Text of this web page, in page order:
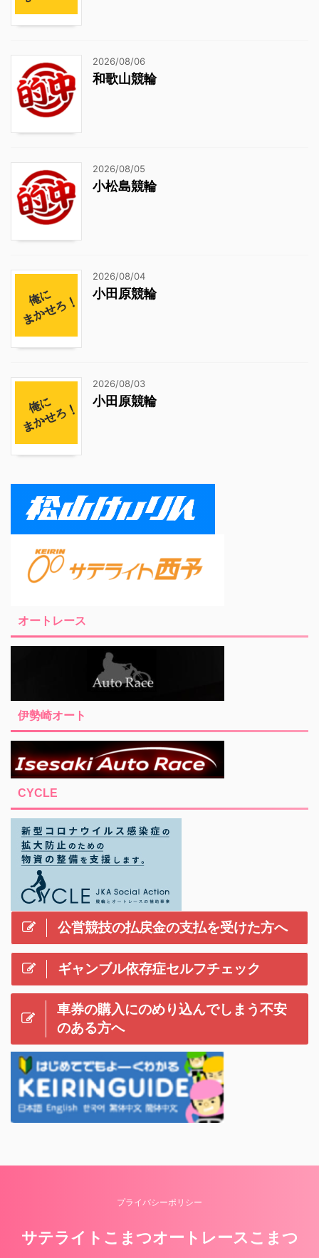
2026/08/06
和歌山競輪
2026/08/05
小松島競輪
2026/08/04
小田原競輪
2026/08/03
小田原競輪
オートレース
伊勢崎オート
CYCLE
公営競技の払戻金の支払を受けた方へ
ギャンブル依存症セルフチェック
車券の購入にのめり込んでしまう不安
のある方へ
プライバシーポリシー
サテライトこまつオートレースこまつ